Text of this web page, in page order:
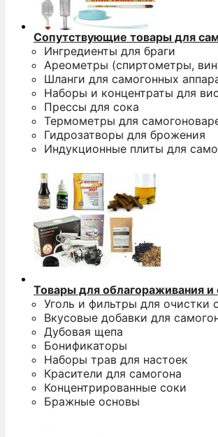
Сопутствующие товары для
Ингредиенты для браги
Ареометры (спиртометры,
Шланги для самогонных
Наборы и концентраты для
Прессы для сока
Термометры для
Гидрозатворы для брожения
Индукционные плиты для
Товары для облагораживания и
Уголь и фильтры для очистки
Вкусовые добавки для
Дубовая щепа
Бонификаторы
Наборы трав для настоек
Красители для самогона
Концентрированные соки
Бражные основы